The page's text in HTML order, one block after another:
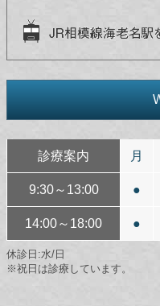
診療案内 月
9:30～13:00 ●
14:00～18:00 ●
休診日:水/日
※祝日は診療しています。